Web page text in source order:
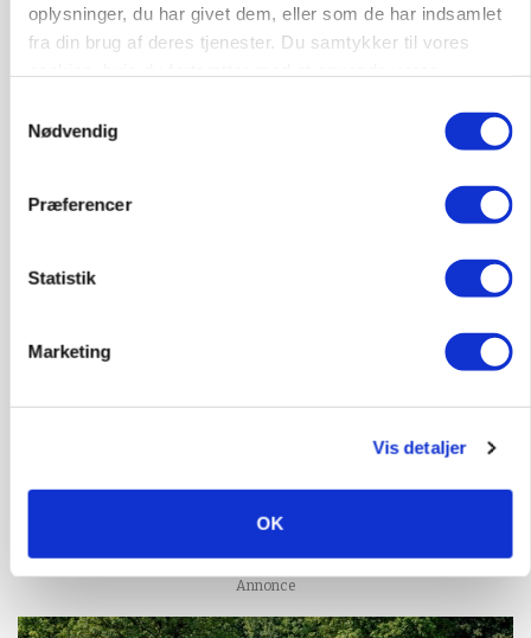
oplysninger, du har givet dem, eller som de har indsamlet
fra din brug af deres tjenester. Du samtykker til vores
Nødvendig
Præferencer
Statistik
Marketing
Vis detaljer
OK
LEDER
Det er en uskik at udlægge et røgslør om
økoproduktion
Annonce